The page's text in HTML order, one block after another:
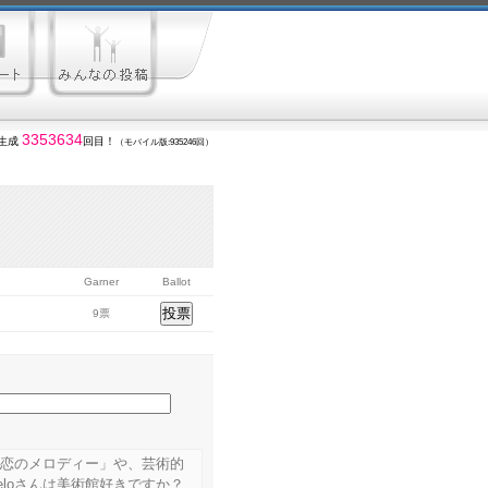
成 3353634回目！ （モバイル版:935246回）
Garner Ballot
9票
のメロディー」や、芸術的
さんは美術館好きですか？